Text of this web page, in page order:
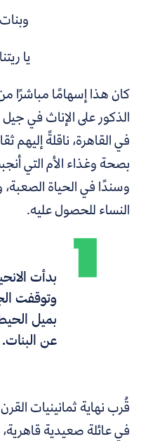
يا
كان هذا إسهامًا مباشرًا
الذكور على الإناث في جيل
في القاهرة، ناقلةً إليهم
بصحة وغذاء الأم التي
وسندًا في الحياة
النساء للحصول عليه.
بدأت
وتوقفت
بميل
عن البنات.
قُرب نهاية ثمانينيات
في عائلة صعيدية